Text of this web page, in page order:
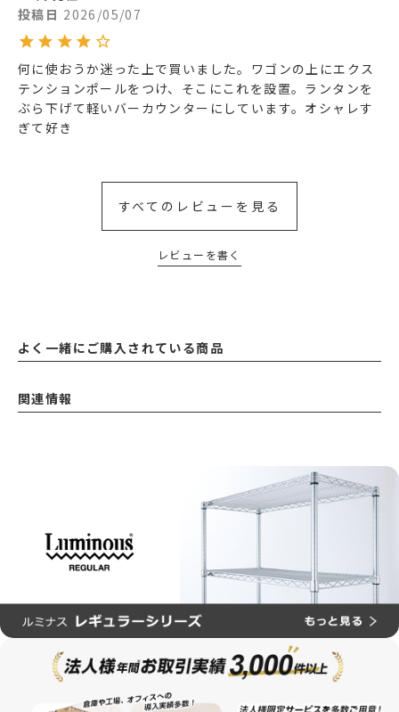
投稿日 2026/05/07
何に使おうか迷った上で買いました。ワゴンの上にエクス
テンションポールをつけ、そこにこれを設置。ランタンを
ぶら下げて軽いバーカウンターにしています。オシャレす
ぎて好き
すべてのレビューを見る
レビューを書く
よく一緒にご購入されている商品
関連情報